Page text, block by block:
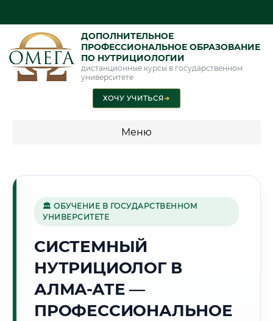
ДОПОЛНИТЕЛЬНОЕ
ПРОФЕССИОНАЛЬНОЕ ОБРАЗОВАНИЕ
ПО НУТРИЦИОЛОГИИ
дистанционные курсы в государственном
университете
ХОЧУ УЧИТЬСЯ➜
Меню
🌆
Г. АЛМА-АТА
Точное местное время:
12:54:07
🏛 ОБУЧЕНИЕ В ГОСУДАРСТВЕННОМ
УНИВЕРСИТЕТЕ
СИСТЕМНЫЙ
НУТРИЦИОЛОГ В
АЛМА-АТЕ —
ПРОФЕССИОНАЛЬНОЕ